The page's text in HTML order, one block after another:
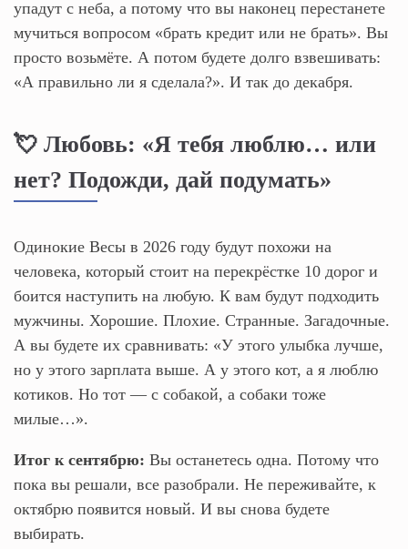
упадут с неба, а потому что вы наконец перестанете
мучиться вопросом «брать кредит или не брать». Вы
просто возьмёте. А потом будете долго взвешивать:
«А правильно ли я сделала?». И так до декабря.
💘 Любовь: «Я тебя люблю… или
нет? Подожди, дай подумать»
Одинокие Весы в 2026 году будут похожи на
человека, который стоит на перекрёстке 10 дорог и
боится наступить на любую. К вам будут подходить
мужчины. Хорошие. Плохие. Странные. Загадочные.
А вы будете их сравнивать: «У этого улыбка лучше,
но у этого зарплата выше. А у этого кот, а я люблю
котиков. Но тот — с собакой, а собаки тоже
милые…».
Итог к сентябрю: Вы останетесь одна. Потому что
пока вы решали, все разобрали. Не переживайте, к
октябрю появится новый. И вы снова будете
выбирать.